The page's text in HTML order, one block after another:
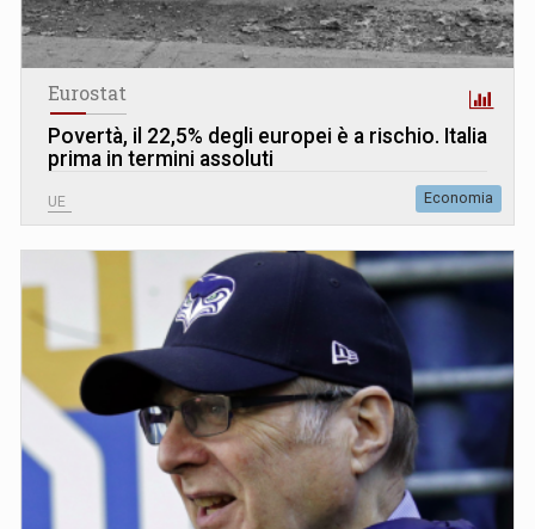
Eurostat
Povertà, il 22,5% degli europei è a rischio. Italia
prima in termini assoluti
UE Economia